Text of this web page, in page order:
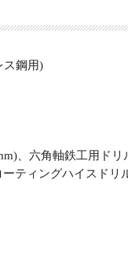
鋼用)
、六角軸鉄工用ドリ
ティングハイスドリ